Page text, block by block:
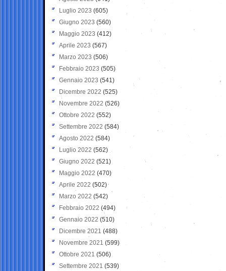
Luglio 2023 (605)
Giugno 2023 (560)
Maggio 2023 (412)
Aprile 2023 (567)
Marzo 2023 (506)
Febbraio 2023 (505)
Gennaio 2023 (541)
Dicembre 2022 (525)
Novembre 2022 (526)
Ottobre 2022 (552)
Settembre 2022 (584)
Agosto 2022 (584)
Luglio 2022 (562)
Giugno 2022 (521)
Maggio 2022 (470)
Aprile 2022 (502)
Marzo 2022 (542)
Febbraio 2022 (494)
Gennaio 2022 (510)
Dicembre 2021 (488)
Novembre 2021 (599)
Ottobre 2021 (506)
Settembre 2021 (539)